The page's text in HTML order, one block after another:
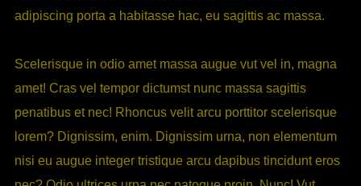
adipiscing porta a habitasse hac, eu sagittis ac massa.
Scelerisque in odio amet massa augue vut vel in, magna
amet! Cras vel tempor dictumst nunc massa sagittis
penatibus et nec! Rhoncus velit arcu porttitor scelerisque
lorem? Dignissim, enim. Dignissim urna, non elementum
nisi eu augue integer tristique arcu dapibus tincidunt eros